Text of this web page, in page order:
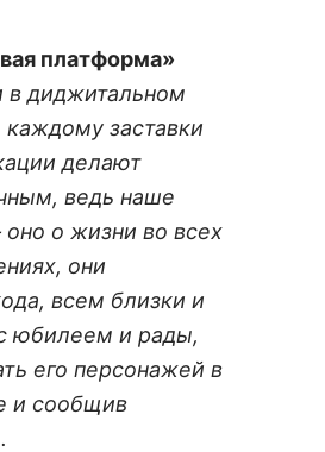
платформа»
диджитальном
заставки
делают
ведь наше
о жизни во всех
они
всем близки и
юбилеем и рады,
его персонажей в
и сообщив